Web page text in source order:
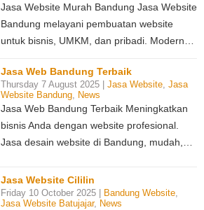
Jasa Website Murah Bandung Jasa Website
Bandung melayani pembuatan website
untuk bisnis, UMKM, dan pribadi. Modern…
Jasa Web Bandung Terbaik
Thursday 7 August 2025 | Jasa Website, Jasa
Website Bandung, News
Jasa Web Bandung Terbaik Meningkatkan
bisnis Anda dengan website profesional.
Jasa desain website di Bandung, mudah,…
Jasa Website Cililin
Friday 10 October 2025 | Bandung Website,
Jasa Website Batujajar, News